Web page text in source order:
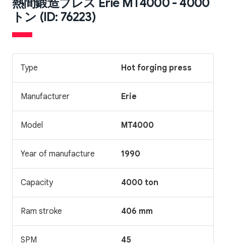
熱間鍛造プレス Erie MT4000 - 4000
トン (ID: 76223)
Type Hot forging press
Manufacturer Erie
Model MT4000
Year of manufacture 1990
Capacity 4000 ton
Ram stroke 406 mm
SPM 45